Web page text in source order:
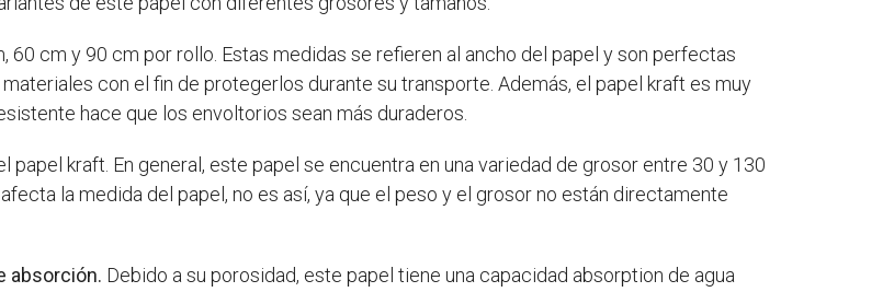
60 cm y 90 cm por rollo. Estas medidas se refieren al ancho del papel y son perfectas
con el fin de protegerlos durante su transporte. Además, el papel kraft es muy
hace que los envoltorios sean más duraderos.
kraft. En general, este papel se encuentra en una variedad de grosor entre 30 y 130
la medida del papel, no es así, ya que el peso y el grosor no están directamente
absorción. Debido a su porosidad, este papel tiene una capacidad absorption de agua